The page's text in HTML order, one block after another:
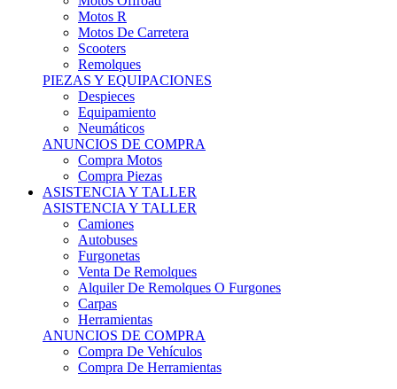
Motos R
Motos De Carretera
Scooters
Remolques
PIEZAS Y EQUIPACIONES
Despieces
Equipamiento
Neumáticos
ANUNCIOS DE COMPRA
Compra Motos
Compra Piezas
ASISTENCIA Y TALLER
ASISTENCIA Y TALLER
Camiones
Autobuses
Furgonetas
Venta De Remolques
Alquiler De Remolques O Furgones
Carpas
Herramientas
ANUNCIOS DE COMPRA
Compra De Vehículos
Compra De Herramientas